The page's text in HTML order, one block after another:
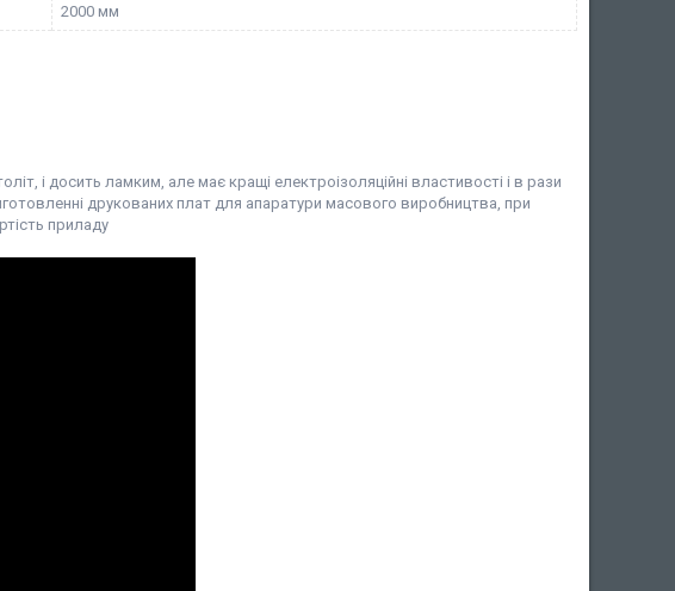
2000 мм
і досить ламким, але має кращі електроізоляційні властивості і в рази
друкованих плат для апаратури масового виробництва, при
приладу